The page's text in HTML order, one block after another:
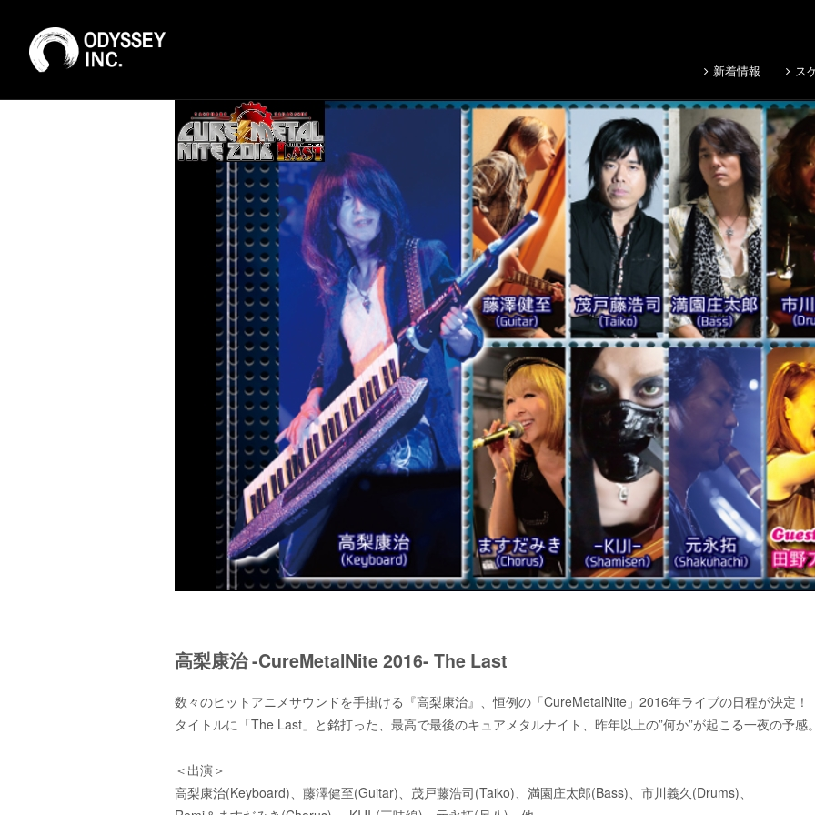
新着情報 ス
高梨康治 -CureMetalNite 2016- The Last
数々のヒットアニメサウンドを手掛ける『高梨康治』、恒例の「CureMetalNite」2016年ライブの日程が決定！
タイトルに「The Last」と銘打った、最高で最後のキュアメタルナイト、昨年以上の”何か”が起こる一夜の予感
＜出演＞
高梨康治(Keyboard)、藤澤健至(Guitar)、茂戸藤浩司(Taiko)、満園庄太郎(Bass)、市川義久(Drums)、